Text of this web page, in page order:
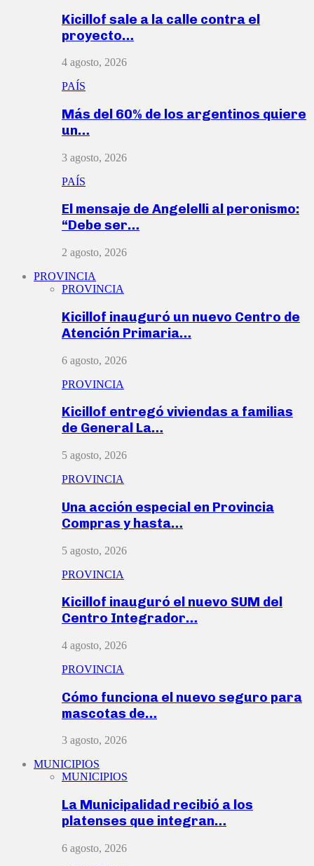
Kicillof sale a la calle contra el
proyecto…
4 agosto, 2026
PAÍS
Más del 60% de los argentinos quiere
un…
3 agosto, 2026
PAÍS
El mensaje de Angelelli al peronismo:
“Debe ser…
2 agosto, 2026
PROVINCIA
PROVINCIA
Kicillof inauguró un nuevo Centro de
Atención Primaria…
6 agosto, 2026
PROVINCIA
Kicillof entregó viviendas a familias
de General La…
5 agosto, 2026
PROVINCIA
Una acción especial en Provincia
Compras y hasta…
5 agosto, 2026
PROVINCIA
Kicillof inauguró el nuevo SUM del
Centro Integrador…
4 agosto, 2026
PROVINCIA
Cómo funciona el nuevo seguro para
mascotas de…
3 agosto, 2026
MUNICIPIOS
MUNICIPIOS
La Municipalidad recibió a los
platenses que integran…
6 agosto, 2026